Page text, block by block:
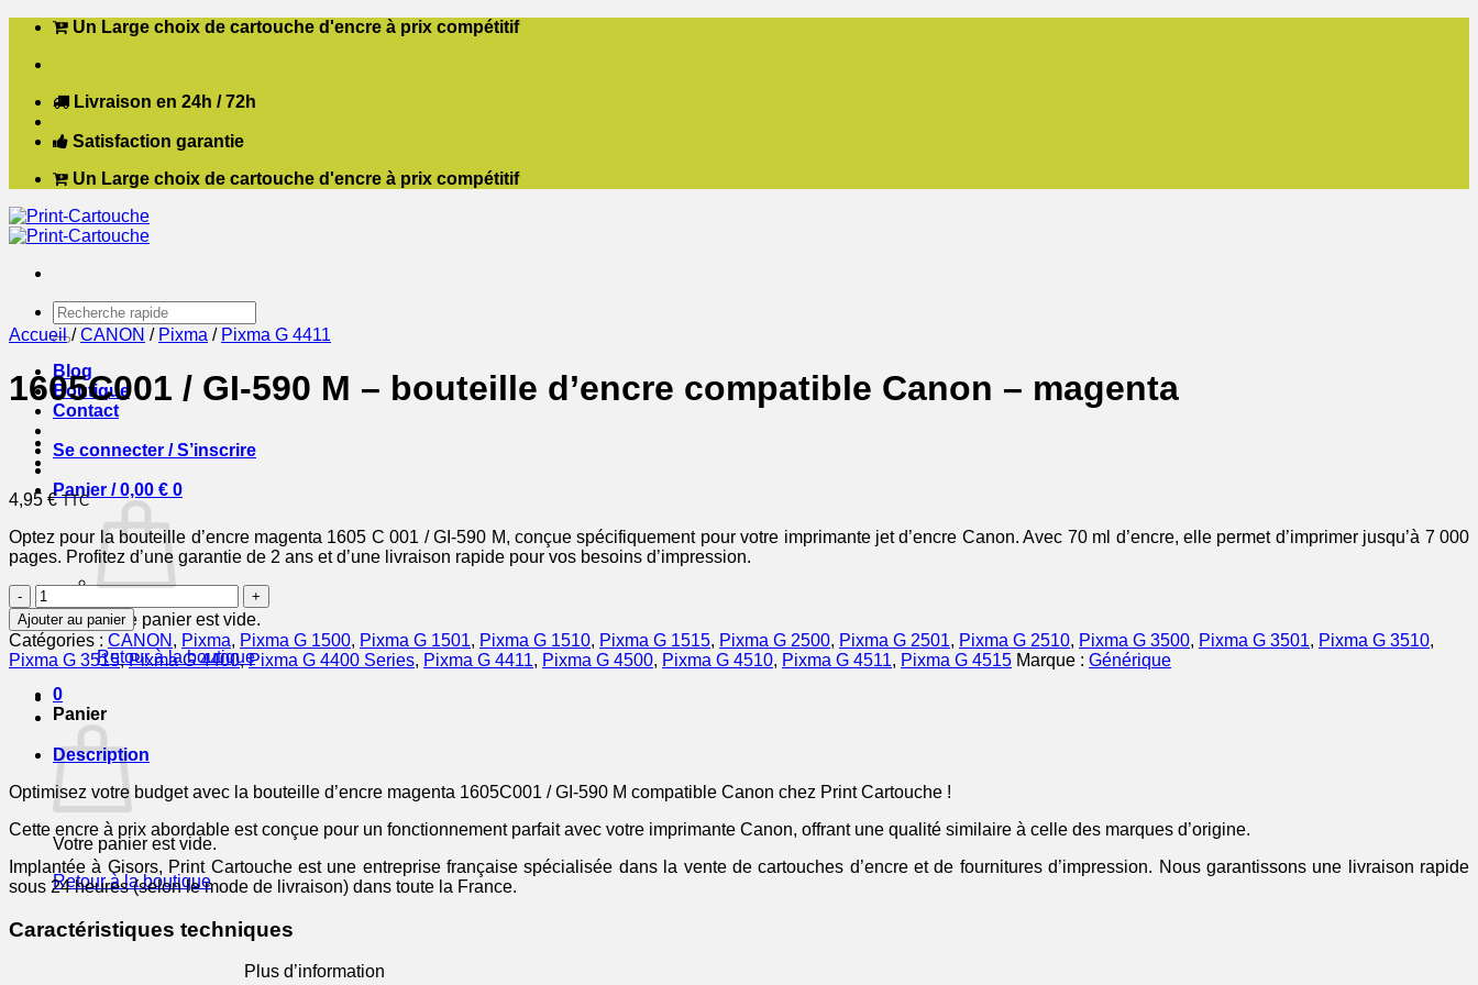
Passer
contenu
Un Large choix de cartouche d'encre à prix compétitif
Livraison en 24h / 72h
Satisfaction garantie
Un Large choix de cartouche d'encre à prix compétitif
Recherche
pour :
Blog
Boutique
Contact
Se connecter / S’inscrire
Panier /0,00 € 0
Votre panier est vide.
Retour à la boutique
0
Panier
Votre panier est vide.
Retour à la boutique
Accueil / CANON / Pixma / Pixma G 4411
1605C001 / GI-590 M – bouteille d’encre compatible Canon – magenta
4,95 € TTC
Optez pour la bouteille d’encre magenta 1605 C 001 / GI-590 M, conçue spécifiquement pour votre imprimante jet d’encre Canon. Avec 70 ml d’encre, elle permet d’imprimer jusqu’à 7 000
pages. Profitez d’une garantie de 2 ans et d’une livraison rapide pour vos besoins d’impression.
quantité
de
1605C001
/
GI-
590
M
bouteille
compatible
Canon
-
magenta
Ajouter au panier
Catégories : CANON , Pixma, Pixma G 1500, Pixma G 1501, Pixma G 1510, Pixma G 1515, Pixma G 2500, Pixma G 2501, Pixma G 2510, Pixma G 3500, Pixma G 3501, Pixma G 3510,
Pixma G 3515,Pixma G 4400,Pixma G 4400 Series, Pixma G 4411, Pixma G 4500, Pixma G 4510, Pixma G 4511, Pixma G 4515 Marque : Générique
Description
Optimisez votre budget avec la bouteille d’encre magenta 1605C001 / GI-590 M compatible Canon chez Print Cartouche !
Cette encre à prix abordable est conçue pour un fonctionnement parfait avec votre imprimante Canon, offrant une qualité similaire à celle des marques d’origine.
Implantée à Gisors, Print Cartouche est une entreprise française spécialisée dans la vente de cartouches d’encre et de fournitures d’impression. Nous garantissons une livraison rapide
sous 24 heures (selon le mode de livraison) dans toute la France.
Caractéristiques techniques
Plus d’information